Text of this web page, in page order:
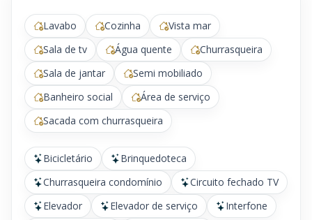
Lavabo Cozinha
Vista mar
Sala de tv
Água quente
Churrasqueira
Sala de jantar
Semi mobiliado
Banheiro social
Área de serviço
Sacada com churrasqueira
Bicicletário
Brinquedoteca
Churrasqueira condomínio
Circuito fechado TV
Elevador
Elevador de serviço
Interfone